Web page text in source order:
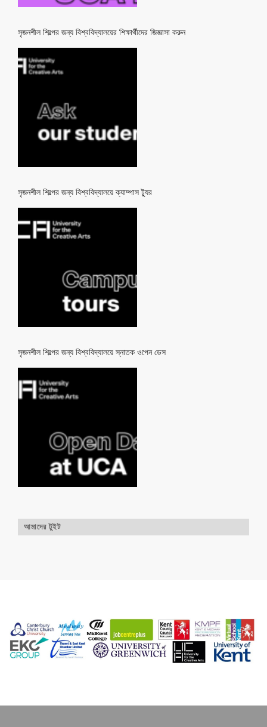
সৃজনশীল শিল্পের জন্য বিশ্ববিদ্যালয়ের শিক্ষার্থীদের জিজ্ঞাসা করুন
সৃজনশীল শিল্পের জন্য বিশ্ববিদ্যালয়ে ক্যাম্পাস ট্যুর
সৃজনশীল শিল্পের জন্য বিশ্ববিদ্যালয়ে স্নাতক ওপেন ডেস
আমাদের টুইট